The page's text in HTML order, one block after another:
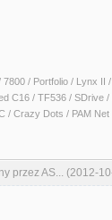
/ Portfolio / Lynx
C16 / TF536 /
/ Crazy Dots / PAM Net
przez AS... (2012-